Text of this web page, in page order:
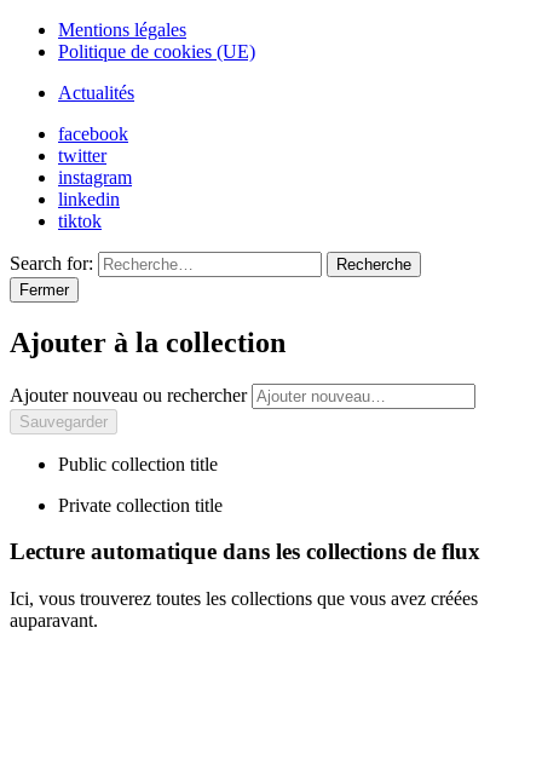
Mentions légales
Politique de cookies (UE)
Actualités
facebook
twitter
instagram
linkedin
tiktok
Search for:
Recherche
Fermer
Ajouter à la collection
Ajouter nouveau ou rechercher
Public collection title
Private collection title
Lecture automatique dans les collections de flux
Ici, vous trouverez toutes les collections que vous avez créées
auparavant.